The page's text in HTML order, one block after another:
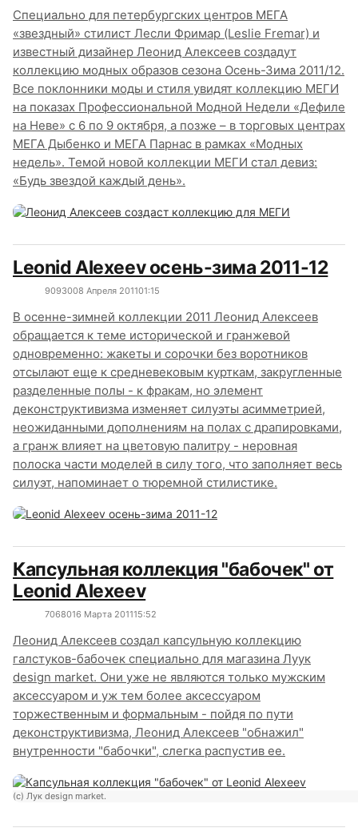
Специально для петербургских центров МЕГА
«звездный» стилист Лесли Фримар (Leslie Fremar) и
известный дизайнер Леонид Алексеев создадут
коллекцию модных образов сезона Осень-Зима 2011/12.
Все поклонники моды и стиля увидят коллекцию МЕГИ
на показах Профессиональной Модной Недели «Дефиле
на Неве» с 6 по 9 октября, а позже – в торговых центрах
МЕГА Дыбенко и МЕГА Парнас в рамках «Модных
недель». Темой новой коллекции МЕГИ стал девиз:
«Будь звездой каждый день».
Leonid Alexeev осень-зима 2011-12
9093008 Апреля 201101:15
В осенне-зимней коллекции 2011 Леонид Алексеев
обращается к теме исторической и гранжевой
одновременно: жакеты и сорочки без воротников
отсылают еще к средневековым курткам, закругленные
разделенные полы - к фракам, но элемент
деконструктивизма изменяет силуэты асимметрией,
неожиданными дополнениям на полах с драпировками,
а гранж влияет на цветовую палитру - неровная
полоска части моделей в силу того, что заполняет весь
силуэт, напоминает о тюремной стилистике.
Капсульная коллекция "бабочек" от
Leonid Alexeev
7068016 Марта 201115:52
Леонид Алексеев создал капсульную коллекцию
галстуков-бабочек специально для магазина Луук
design market. Они уже не являются только мужским
аксессуаром и уж тем более аксессуаром
торжественным и формальным - пойдя по пути
деконструктивизма, Леонид Алексеев "обнажил"
внутренности "бабочки", слегка распустив ее.
(с) Лук design market.